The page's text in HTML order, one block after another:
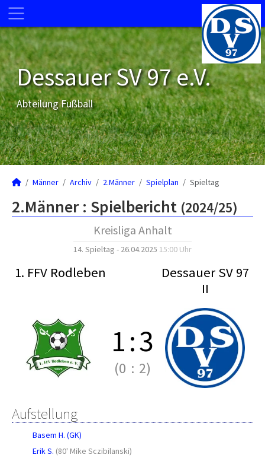
Dessauer SV 97 e.V.
Abteilung Fußball
Männer Archiv 2.Männer Spielplan Spieltag
2.Männer : Spielbericht (2024/25)
Kreisliga Anhalt
14. Spieltag - 26.04.2025 15:00 Uhr
1. FFV Rodleben
Dessauer SV 97
II
1:3
(0 : 2)
Aufstellung
Basem H. (GK)
Erik S. (80' Mike Sczibilanski)